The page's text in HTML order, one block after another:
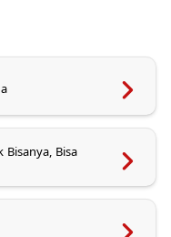
Bisanya, Bisa